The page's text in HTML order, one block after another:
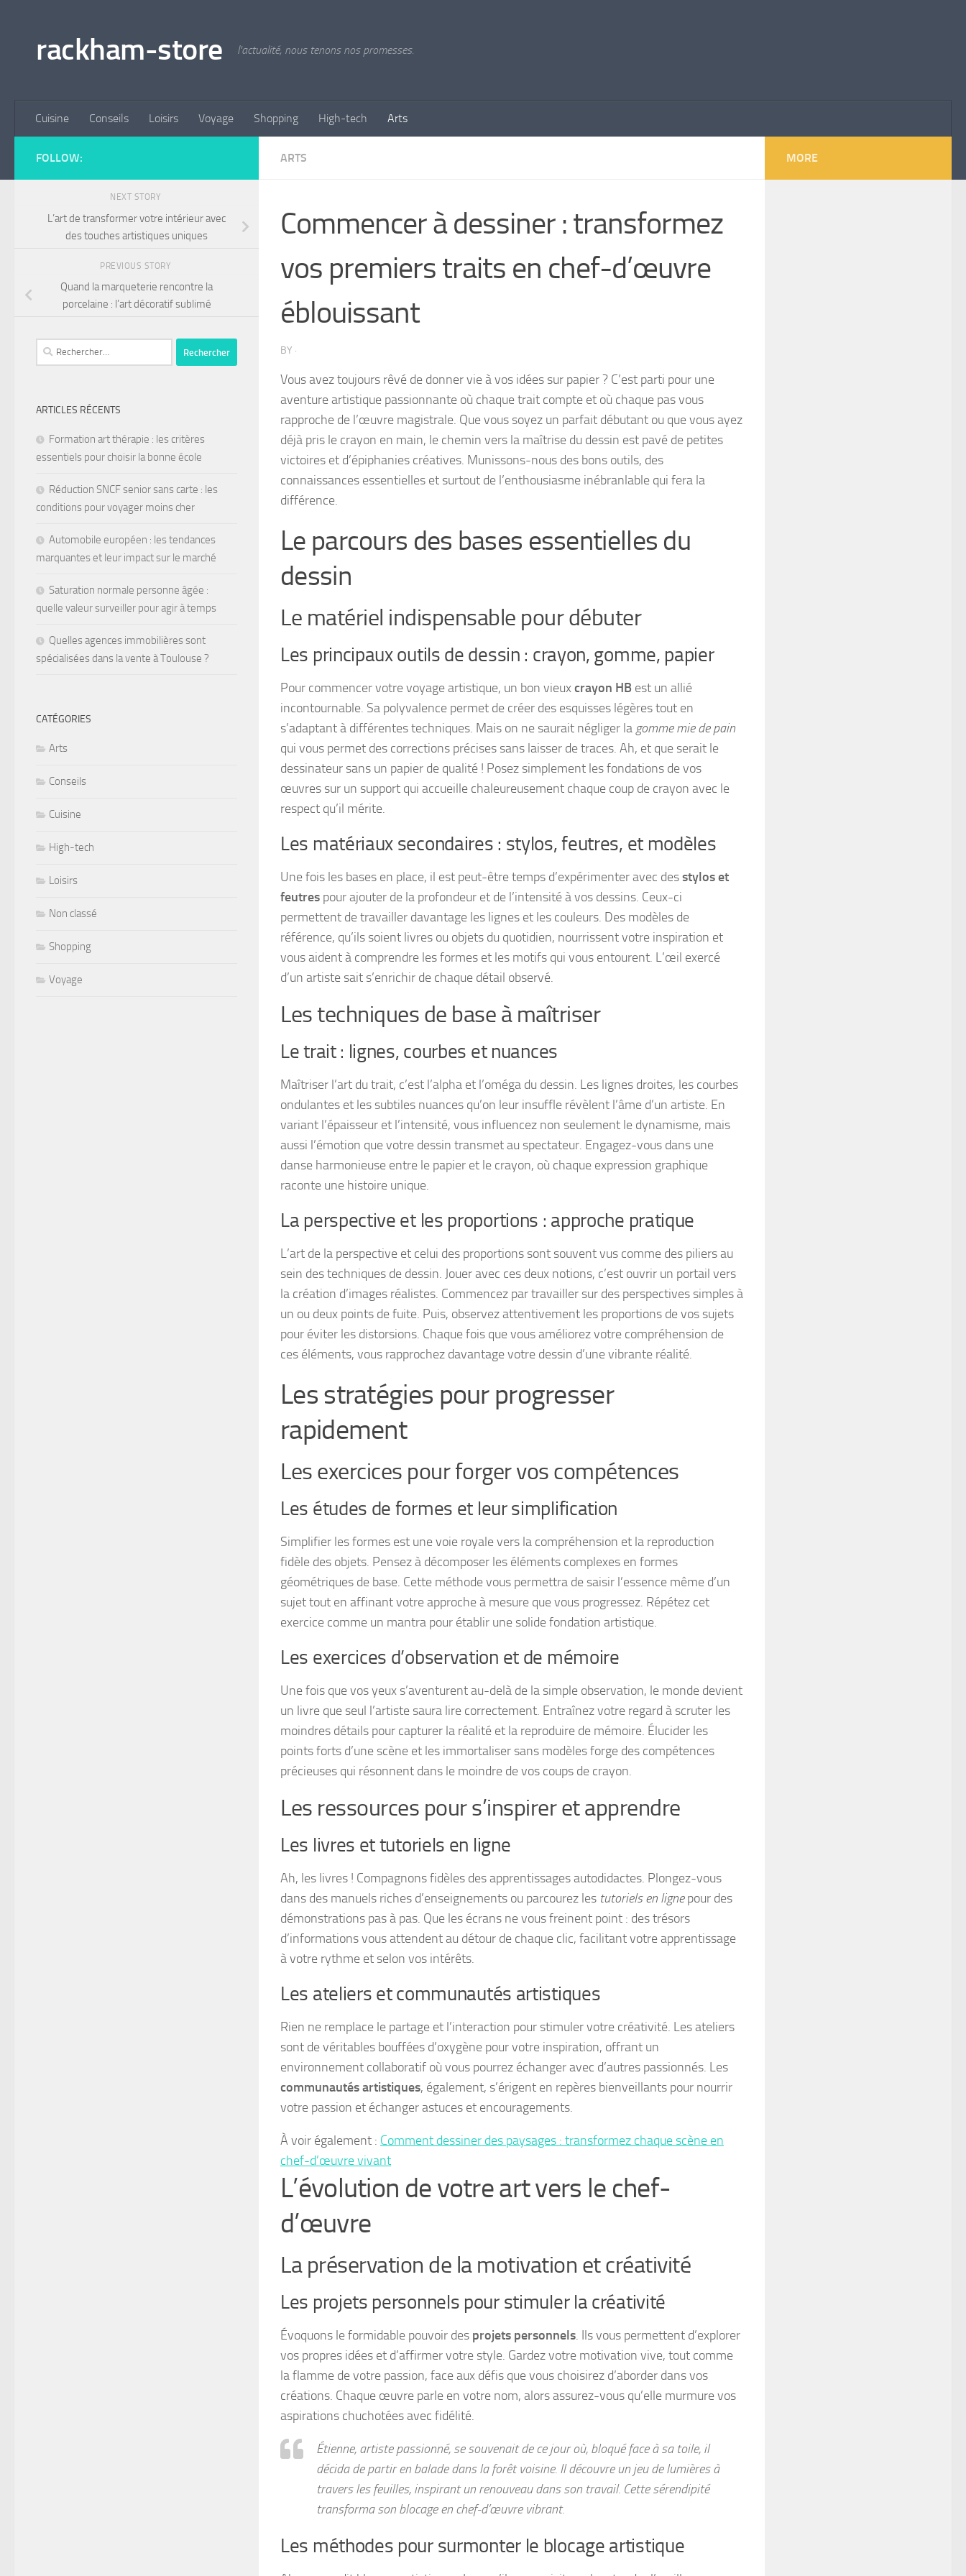
rackham-store l'actualité, nous tenons nos promesses.
Cuisine Conseils Loisirs Voyage Shopping High-tech Arts
ARTS
Commencer à dessiner : transformez
vos premiers traits en chef-d’œuvre
éblouissant
BY ·
Vous avez toujours rêvé de donner vie à vos idées sur papier ? C’est parti pour une
aventure artistique passionnante où chaque trait compte et où chaque pas vous
rapproche de l’œuvre magistrale. Que vous soyez un parfait débutant ou que vous ayez
déjà pris le crayon en main, le chemin vers la maîtrise du dessin est pavé de petites
victoires et d’épiphanies créatives. Munissons-nous des bons outils, des
connaissances essentielles et surtout de l’enthousiasme inébranlable qui fera la
différence.
Le parcours des bases essentielles du
dessin
Le matériel indispensable pour débuter
Les principaux outils de dessin : crayon, gomme, papier
Pour commencer votre voyage artistique, un bon vieuxcrayon HB est un allié
incontournable. Sa polyvalence permet de créer des esquisses légères tout en
s’adaptant à différentes techniques. Mais on ne saurait négliger la gomme mie de pain
qui vous permet des corrections précises sans laisser de traces. Ah, et que serait le
dessinateur sans un papier de qualité ! Posez simplement les fondations de vos
œuvres sur un support qui accueille chaleureusement chaque coup de crayon avec le
respect qu’il mérite.
Les matériaux secondaires : stylos, feutres, et modèles
Une fois les bases en place, il est peut-être temps d’expérimenter avec desstylos et
feutres pour ajouter de la profondeur et de l’intensité à vos dessins. Ceux-ci
permettent de travailler davantage les lignes et les couleurs. Des modèles de
référence, qu’ils soient livres ou objets du quotidien, nourrissent votre inspiration et
vous aident à comprendre les formes et les motifs qui vous entourent. L’œil exercé
d’un artiste sait s’enrichir de chaque détail observé.
Les techniques de base à maîtriser
Le trait : lignes, courbes et nuances
Maîtriser l’art du trait, c’est l’alpha et l’oméga du dessin. Les lignes droites, les courbes
ondulantes et les subtiles nuances qu’on leur insuffle révèlent l’âme d’un artiste. En
variant l’épaisseur et l’intensité, vous influencez non seulement le dynamisme, mais
aussi l’émotion que votre dessin transmet au spectateur. Engagez-vous dans une
danse harmonieuse entre le papier et le crayon, où chaque expression graphique
raconte une histoire unique.
La perspective et les proportions : approche pratique
L’art de la perspective et celui des proportions sont souvent vus comme des piliers au
sein des techniques de dessin. Jouer avec ces deux notions, c’est ouvrir un portail vers
la création d’images réalistes. Commencez par travailler sur des perspectives simples à
un ou deux points de fuite. Puis, observez attentivement les proportions de vos sujets
pour éviter les distorsions. Chaque fois que vous améliorez votre compréhension de
ces éléments, vous rapprochez davantage votre dessin d’une vibrante réalité.
Les stratégies pour progresser
rapidement
Les exercices pour forger vos compétences
Les études de formes et leur simplification
Simplifier les formes est une voie royale vers la compréhension et la reproduction
fidèle des objets. Pensez à décomposer les éléments complexes en formes
géométriques de base. Cette méthode vous permettra de saisir l’essence même d’un
sujet tout en affinant votre approche à mesure que vous progressez. Répétez cet
exercice comme un mantra pour établir une solide fondation artistique.
Les exercices d’observation et de mémoire
Une fois que vos yeux s’aventurent au-delà de la simple observation, le monde devient
un livre que seul l’artiste saura lire correctement. Entraînez votre regard à scruter les
moindres détails pour capturer la réalité et la reproduire de mémoire. Élucider les
points forts d’une scène et les immortaliser sans modèles forge des compétences
précieuses qui résonnent dans le moindre de vos coups de crayon.
Les ressources pour s’inspirer et apprendre
Les livres et tutoriels en ligne
Ah, les livres ! Compagnons fidèles des apprentissages autodidactes. Plongez-vous
dans des manuels riches d’enseignements ou parcourez les tutoriels en lignepour des
démonstrations pas à pas. Que les écrans ne vous freinent point : des trésors
d’informations vous attendent au détour de chaque clic, facilitant votre apprentissage
à votre rythme et selon vos intérêts.
Les ateliers et communautés artistiques
Rien ne remplace le partage et l’interaction pour stimuler votre créativité. Les ateliers
sont de véritables bouffées d’oxygène pour votre inspiration, offrant un
environnement collaboratif où vous pourrez échanger avec d’autres passionnés. Les
communautés artistiques, également, s’érigent en repères bienveillants pour nourrir
votre passion et échanger astuces et encouragements.
À voir également : Comment dessiner des paysages : transformez chaque scène en
chef-d’œuvre vivant
L’évolution de votre art vers le chef-
d’œuvre
La préservation de la motivation et créativité
Les projets personnels pour stimuler la créativité
Évoquons le formidable pouvoir des projets personnels. Ils vous permettent d’explorer
vos propres idées et d’affirmer votre style. Gardez votre motivation vive, tout comme
la flamme de votre passion, face aux défis que vous choisirez d’aborder dans vos
créations. Chaque œuvre parle en votre nom, alors assurez-vous qu’elle murmure vos
aspirations chuchotées avec fidélité.
Étienne, artiste passionné, se souvenait de ce jour où, bloqué face à sa toile, il
décida de partir en balade dans la forêt voisine. Il découvre un jeu de lumières à
travers les feuilles, inspirant un renouveau dans son travail. Cette sérendipité
transforma son blocage en chef-d’œuvre vibrant.
Les méthodes pour surmonter le blocage artistique
FOLLOW:
NEXT STORY
L’art de transformer votre intérieur avec
des touches artistiques uniques
PREVIOUS STORY
Quand la marqueterie rencontre la
porcelaine : l’art décoratif sublimé
ARTICLES RÉCENTS
Formation art thérapie : les critères
essentiels pour choisir la bonne école
Réduction SNCF senior sans carte : les
conditions pour voyager moins cher
Automobile européen : les tendances
marquantes et leur impact sur le marché
Saturation normale personne âgée :
quelle valeur surveiller pour agir à temps
Quelles agences immobilières sont
spécialisées dans la vente à Toulouse ?
CATÉGORIES
Arts
Conseils
Cuisine
High-tech
Loisirs
Non classé
Shopping
Voyage
MORE